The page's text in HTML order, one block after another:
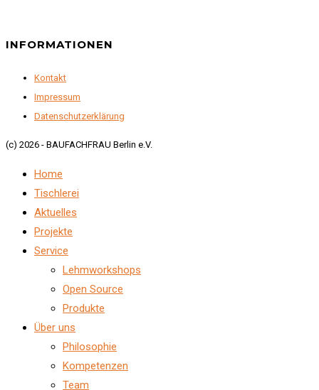
INFORMATIONEN
Kontakt
Impressum
Datenschutzerklärung
(c) 2026 - BAUFACHFRAU Berlin e.V.
Home
Tischlerei
Aktuelles
Projekte
Service
Lehmworkshops
Open Source
Produkte
Über uns
Philosophie
Kompetenzen
Team